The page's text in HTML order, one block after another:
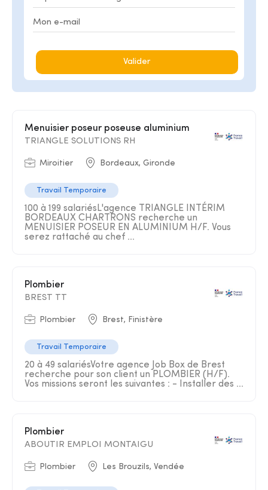
Valider
Menuisier poseur poseuse aluminium
TRIANGLE SOLUTIONS RH
Miroitier Bordeaux, Gironde
Travail Temporaire
100 à 199 salariésL'agence TRIANGLE INTÉRIM
BORDEAUX CHARTRONS recherche un
MENUISIER POSEUR EN ALUMINIUM H/F. Vous
serez rattaché au chef ...
Plombier
BREST TT
Plombier Brest, Finistère
Travail Temporaire
20 à 49 salariésVotre agence Job Box de Brest
recherche pour son client un PLOMBIER (H/F).
Vos missions seront les suivantes : - Installer des ...
Plombier
ABOUTIR EMPLOI MONTAIGU
Plombier Les Brouzils, Vendée